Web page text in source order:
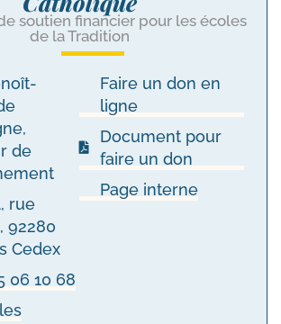
soutien financier pour les écoles
de la Tradition
de
rue
92280
Cedex
06 10 68
Faire un don en
ligne
Document pour
faire un don
Page interne